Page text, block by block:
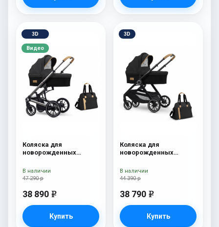
3D
Видео
Коляска для
новорожденных
Onyx
47 290 р
38 890 e
Купить
В наличии
3D
Коляска для
новорожденных
сумка Onyx
44 390 р
38 790 e
Купить
В наличии